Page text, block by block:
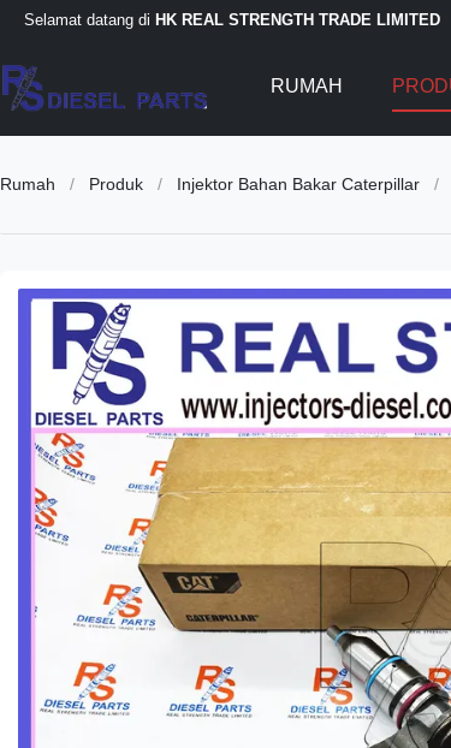
Selamat datang di HK REAL STRENGTH TRADE LIMITED
RUMAH
Rumah / Produk / Injektor Bahan Bakar Caterpillar /